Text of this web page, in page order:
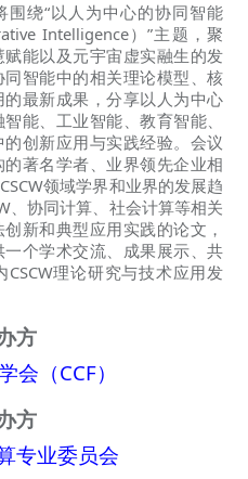
围绕“以人为中心的协同智能
Intelligence）”主题，聚
能以及元宇宙虚实融生的发
智能中的相关理论模型、核
最新成果，分享以人为中心
能、工业智能、教育智能、
创新应用与实践经验。会议
著名学者、业界领先企业相
领域学界和业界的发展趋
、协同计算、社会计算等相关
新和典型应用实践的论文，
个学术交流、成果展示、共
理论研究与技术应用发
方
会（CCF）
方
专业委员会